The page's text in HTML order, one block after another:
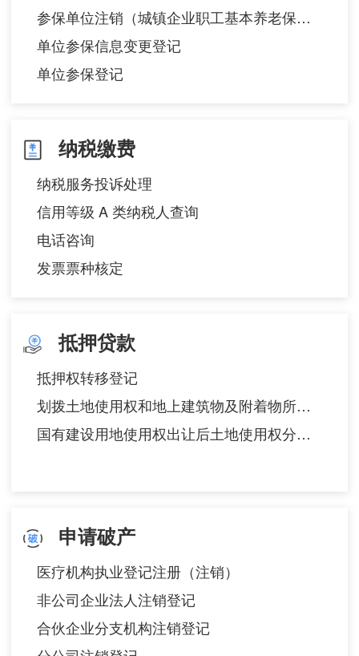
参保单位注销（城镇企业职工基本养老保险）
单位参保信息变更登记
单位参保登记
纳税缴费
纳税服务投诉处理
信用等级 A 类纳税人查询
电话咨询
发票票种核定
抵押贷款
抵押权转移登记
划拨土地使用权和地上建筑物及附着物所有权转让审批
国有建设用地使用权出让后土地使用权分割转让批准
申请破产
医疗机构执业登记注册（注销）
非公司企业法人注销登记
合伙企业分支机构注销登记